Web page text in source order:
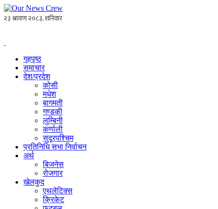
गृहपृष्ठ
समाचार
देश/प्रदेश
कोसी
मधेश
बागमती
गण्डकी
लुम्बिनी
कर्णाली
सुदूरपश्चिम
प्रतिनिधि सभा निर्वाचन
अर्थ
बिजनेस
रोजगार
खेलकुद
एथलेटिक्स
क्रिकेट